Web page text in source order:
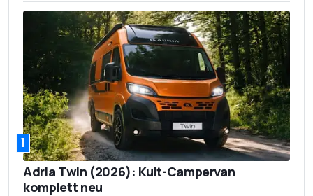
1
Adria Twin (2026): Kult-Campervan
komplett neu